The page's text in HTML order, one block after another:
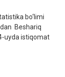
bo‘limi
Beshariq
uyda istiqomat